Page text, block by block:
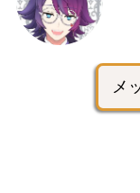
メ